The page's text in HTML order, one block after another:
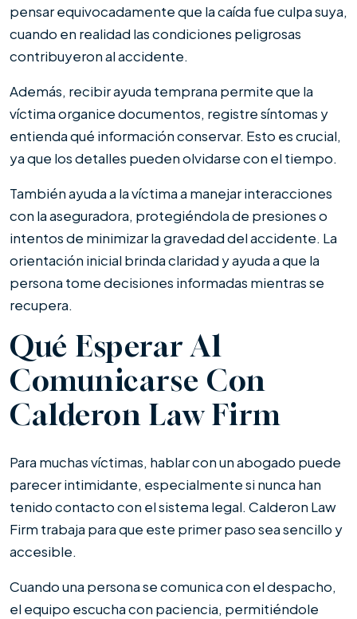
pensar equivocadamente que la caída fue culpa suya,
cuando en realidad las condiciones peligrosas
contribuyeron al accidente.
Además, recibir ayuda temprana permite que la
víctima organice documentos, registre síntomas y
entienda qué información conservar. Esto es crucial,
ya que los detalles pueden olvidarse con el tiempo.
También ayuda a la víctima a manejar interacciones
con la aseguradora, protegiéndola de presiones o
intentos de minimizar la gravedad del accidente. La
orientación inicial brinda claridad y ayuda a que la
persona tome decisiones informadas mientras se
recupera.
Qué Esperar Al
Comunicarse Con
Calderon Law Firm
Para muchas víctimas, hablar con un abogado puede
parecer intimidante, especialmente si nunca han
tenido contacto con el sistema legal. Calderon Law
Firm trabaja para que este primer paso sea sencillo y
accesible.
Cuando una persona se comunica con el despacho,
el equipo escucha con paciencia, permitiéndole